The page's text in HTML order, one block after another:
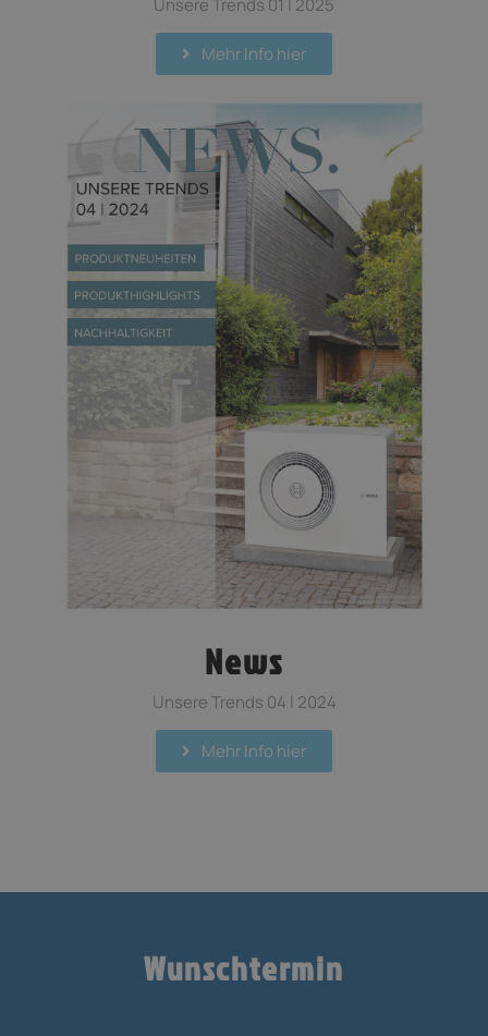
Unsere Trends 01 | 2025
Mehr Info hier
News
Unsere Trends 04 | 2024
Mehr Info hier
Wunschtermin